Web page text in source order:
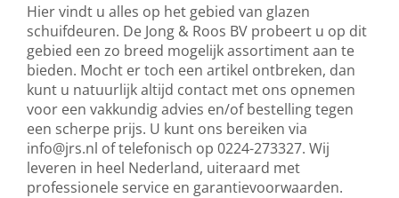
Hier vindt u alles op het gebied van glazen
schuifdeuren. De Jong & Roos BV probeert u op dit
gebied een zo breed mogelijk assortiment aan te
bieden. Mocht er toch een artikel ontbreken, dan
kunt u natuurlijk altijd contact met ons opnemen
voor een vakkundig advies en/of bestelling tegen
een scherpe prijs. U kunt ons bereiken via
info@jrs.nl of telefonisch op 0224-273327. Wij
leveren in heel Nederland, uiteraard met
professionele service en garantievoorwaarden.